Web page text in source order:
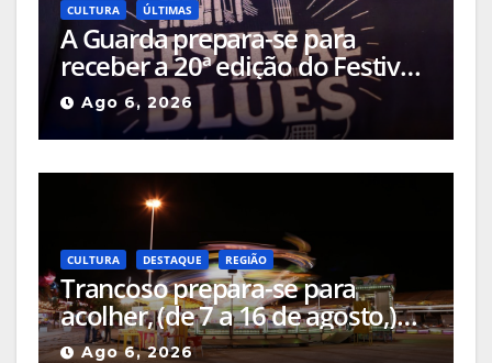
CULTURA ÚLTIMAS
A Guarda prepara-se para
receber a 20ª edição do Festival
de Blues da Guarda, que
decorrerá entre os dias 6 e 9 de
agosto
Ago 6, 2026
CULTURA DESTAQUE REGIÃO
Trancoso prepara-se para
acolher, (de 7 a 16 de agosto,)
mais uma edição da Feira de
Ago 6, 2026